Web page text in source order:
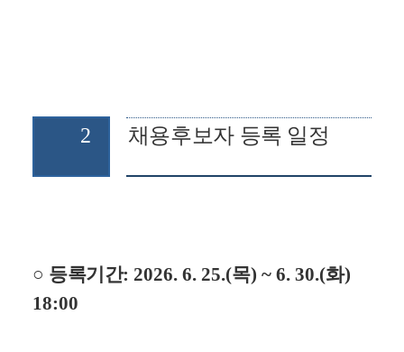
2 채용후보자 등록 일정
○ 등록기간: 2026. 6. 25.(목) ~ 6. 30.(화)
18:00